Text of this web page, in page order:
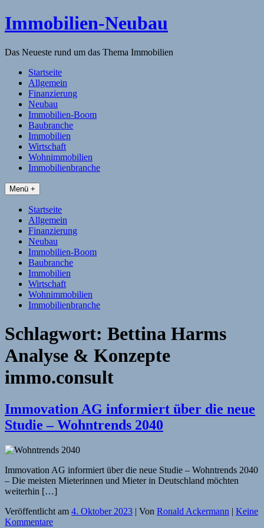
Skip
to
Immobilien-Neubau
Das Neueste rund um das Thema Immobilien
Startseite
Allgemein
Finanzierung
Neubau
Immobilien-Boom
Baubranche
Immobilien
Wirtschaft
Wohnimmobilien
Immobilienbranche
Menü +
Startseite
Allgemein
Finanzierung
Neubau
Immobilien-Boom
Baubranche
Immobilien
Wirtschaft
Wohnimmobilien
Immobilienbranche
Schlagwort: Bettina Harms
Analyse & Konzepte
immo.consult
Immovation AG informiert über die neue
Studie – Wohntrends 2040
Immovation AG informiert über die neue Studie – Wohntrends 2040
– Die meisten Mieterinnen und Mieter in Deutschland möchten
weiterhin […]
Veröffentlicht am 4. Oktober 2023 | Von Ronald Ackermann | Keine
Kommentare